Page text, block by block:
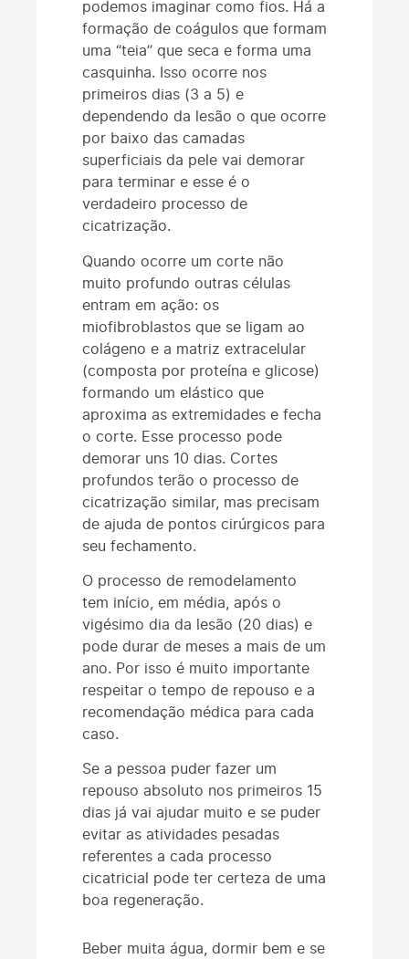
podemos imaginar como fios. Há a
formação de coágulos que formam
uma “teia” que seca e forma uma
casquinha. Isso ocorre nos
primeiros dias (3 a 5) e
dependendo da lesão o que ocorre
por baixo das camadas
superficiais da pele vai demorar
para terminar e esse é o
verdadeiro processo de
cicatrização.
Quando ocorre um corte não
muito profundo outras células
entram em ação: os
miofibroblastos que se ligam ao
colágeno e a matriz extracelular
(composta por proteína e glicose)
formando um elástico que
aproxima as extremidades e fecha
o corte. Esse processo pode
demorar uns 10 dias. Cortes
profundos terão o processo de
cicatrização similar, mas precisam
de ajuda de pontos cirúrgicos para
seu fechamento.
O processo de remodelamento
tem início, em média, após o
vigésimo dia da lesão (20 dias) e
pode durar de meses a mais de um
ano. Por isso é muito importante
respeitar o tempo de repouso e a
recomendação médica para cada
caso.
Se a pessoa puder fazer um
repouso absoluto nos primeiros 15
dias já vai ajudar muito e se puder
evitar as atividades pesadas
referentes a cada processo
cicatricial pode ter certeza de uma
boa regeneração.
Beber muita água, dormir bem e se